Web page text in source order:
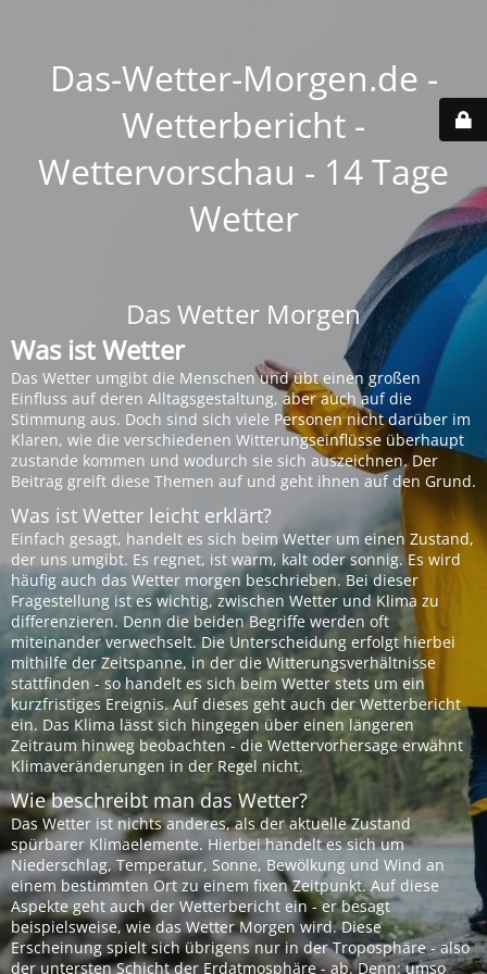
Das-Wetter-Morgen.de -
Wetterbericht -
Wettervorschau - 14 Tage
Wetter
Das Wetter Morgen
Was ist Wetter
Das Wetter umgibt die Menschen und übt einen großen
Einfluss auf deren Alltagsgestaltung, aber auch auf die
Stimmung aus. Doch sind sich viele Personen nicht darüber im
Klaren, wie die verschiedenen Witterungseinflüsse überhaupt
zustande kommen und wodurch sie sich auszeichnen. Der
Beitrag greift diese Themen auf und geht ihnen auf den Grund.
Was ist Wetter leicht erklärt?
Einfach gesagt, handelt es sich beim Wetter um einen Zustand,
der uns umgibt. Es regnet, ist warm, kalt oder sonnig. Es wird
häufig auch das Wetter morgen beschrieben. Bei dieser
Fragestellung ist es wichtig, zwischen Wetter und Klima zu
differenzieren. Denn die beiden Begriffe werden oft
miteinander verwechselt. Die Unterscheidung erfolgt hierbei
mithilfe der Zeitspanne, in der die Witterungsverhältnisse
stattfinden - so handelt es sich beim Wetter stets um ein
kurzfristiges Ereignis. Auf dieses geht auch der Wetterbericht
ein. Das Klima lässt sich hingegen über einen längeren
Zeitraum hinweg beobachten - die Wettervorhersage erwähnt
Klimaveränderungen in der Regel nicht.
Wie beschreibt man das Wetter?
Das Wetter ist nichts anderes, als der aktuelle Zustand
spürbarer Klimaelemente. Hierbei handelt es sich um
Niederschlag, Temperatur, Sonne, Bewölkung und Wind an
einem bestimmten Ort zu einem fixen Zeitpunkt. Auf diese
Aspekte geht auch der Wetterbericht ein - er besagt
beispielsweise, wie das Wetter Morgen wird. Diese
Erscheinung spielt sich übrigens nur in der Troposphäre - also
der untersten Schicht der Erdatmosphäre - ab. Denn: umso